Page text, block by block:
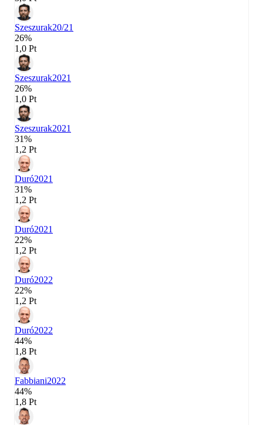
Szeszurak20/21
26%
1,0 Pt
Szeszurak2021
26%
1,0 Pt
Szeszurak2021
31%
1,2 Pt
Duró2021
31%
1,2 Pt
Duró2021
22%
1,2 Pt
Duró2022
22%
1,2 Pt
Duró2022
44%
1,8 Pt
Fabbiani2022
44%
1,8 Pt